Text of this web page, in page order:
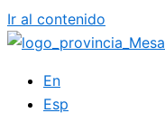
Ir al contenido
En
Esp